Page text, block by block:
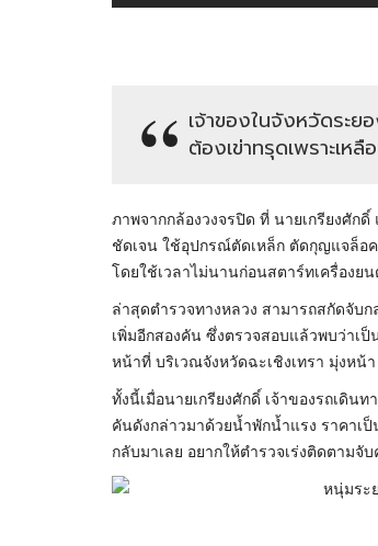
เจ้าของในจังหวัดระ
ต้องเข่าทรุดเพราะเห
ภาพจากกล้องวงจรปิด ที่ นายเกรียงศัก
ชัดเจน ใช้อุปกรณ์ตัดเหล็ก ตัดกุญแจล็อ
โดยใช้เวลาไม่นานก่อนสตาร์ทเครื่อง
ล่าสุดตำรวจทางหลวง สามารถสกัดจับ
เพิ่มอีกสองคัน ซึ่งตรวจสอบแล้วพบว่าเ
หน้าที่ บริเวณจังหวัดฉะเชิงเทรา มุ่งหน้
ทั้งนี้เมื่อนายเกรียงศักดิ์ เจ้าของรถเดิน
คันดังกล่าวมาด้วยน้ำพักน้ำแรง ราคาเ
กลับมาเลย อยากให้ตำรวจเร่งติดตามจั